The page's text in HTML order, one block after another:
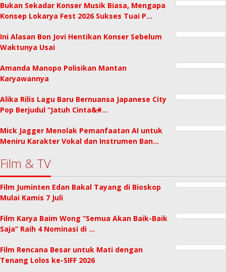
Bukan Sekadar Konser Musik Biasa, Mengapa
Konsep Lokarya Fest 2026 Sukses Tuai P…
Ini Alasan Bon Jovi Hentikan Konser Sebelum
Waktunya Usai
Amanda Manopo Polisikan Mantan
Karyawannya
Alika Rilis Lagu Baru Bernuansa Japanese City
Pop Berjudul “Jatuh Cinta&#…
Mick Jagger Menolak Pemanfaatan AI untuk
Meniru Karakter Vokal dan Instrumen Ban…
Film & TV
Film Juminten Edan Bakal Tayang di Bioskop
Mulai Kamis 7 Juli
Film Karya Baim Wong “Semua Akan Baik-Baik
Saja” Raih 4 Nominasi di …
Film Rencana Besar untuk Mati dengan
Tenang Lolos ke-SIFF 2026